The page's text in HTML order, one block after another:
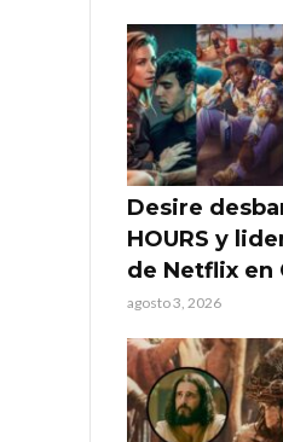
Desire
HOURS y
de Netflix en
agosto 3, 2026